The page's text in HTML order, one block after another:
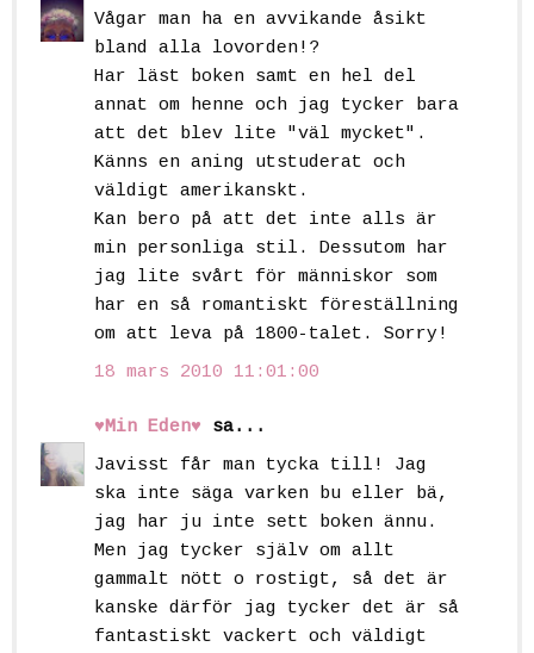
Vågar man ha en avvikande åsikt
bland alla lovorden!?
Har läst boken samt en hel del
annat om henne och jag tycker bara
att det blev lite "väl mycket".
Känns en aning utstuderat och
väldigt amerikanskt.
Kan bero på att det inte alls är
min personliga stil. Dessutom har
jag lite svårt för människor som
har en så romantiskt föreställning
om att leva på 1800-talet. Sorry!
18 mars 2010 11:01:00
♥Min Eden♥ sa...
Javisst får man tycka till! Jag
ska inte säga varken bu eller bä,
jag har ju inte sett boken ännu.
Men jag tycker själv om allt
gammalt nött o rostigt, så det är
kanske därför jag tycker det är så
fantastiskt vackert och väldigt